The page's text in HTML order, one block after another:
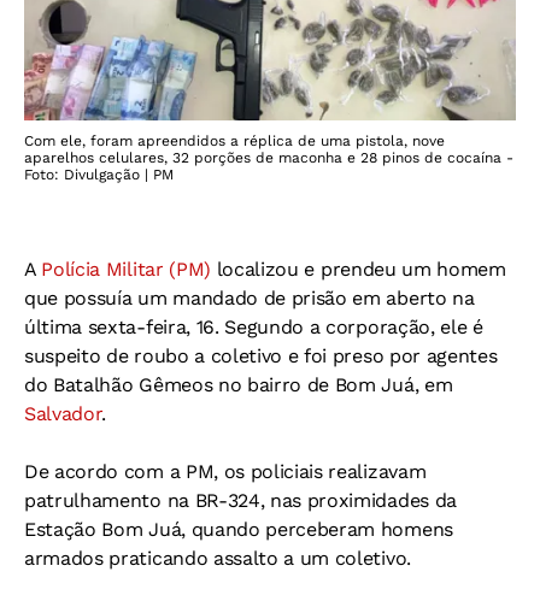
Com ele, foram apreendidos a réplica de uma pistola, nove
aparelhos celulares, 32 porções de maconha e 28 pinos de cocaína -
Foto: Divulgação | PM
A Polícia Militar (PM) localizou e prendeu um homem
que possuía um mandado de prisão em aberto na
última sexta-feira, 16. Segundo a corporação, ele é
suspeito de roubo a coletivo e foi preso por agentes
do Batalhão Gêmeos no bairro de Bom Juá, em
Salvador.
De acordo com a PM, os policiais realizavam
patrulhamento na BR-324, nas proximidades da
Estação Bom Juá, quando perceberam homens
armados praticando assalto a um coletivo.